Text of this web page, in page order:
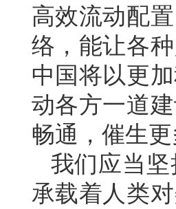
高效流动配
络，能让各
中国将以更
动各方一道
畅通，催生
我们应当
承载着人类